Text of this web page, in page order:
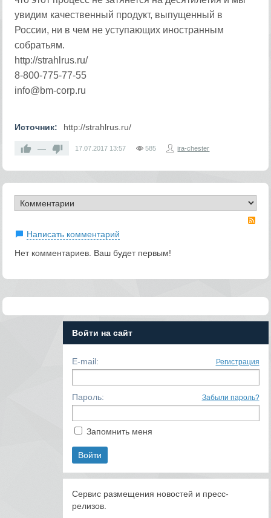
увидим качественный продукт, выпущенный в
России, ни в чем не уступающих иностранным
собратьям.
http://strahlrus.ru/
8-800-775-77-55
info@bm-corp.ru
Источник: http://strahlrus.ru/
— 17.07.2017 13:57 585 ira-chester
Написать комментарий
Нет комментариев. Ваш будет первым!
Войти на сайт
E-mail: Регистрация
Пароль: Забыли пароль?
Запомнить меня
Сервис размещения новостей и пресс-
релизов.